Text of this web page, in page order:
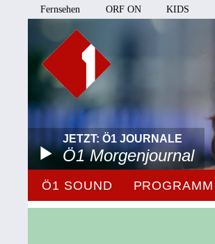
Fernsehen ORF ON KIDS
JETZT: Ö1 JOURNALE
Ö1 Morgenjournal
Ö1 SOUND PROGRAMM